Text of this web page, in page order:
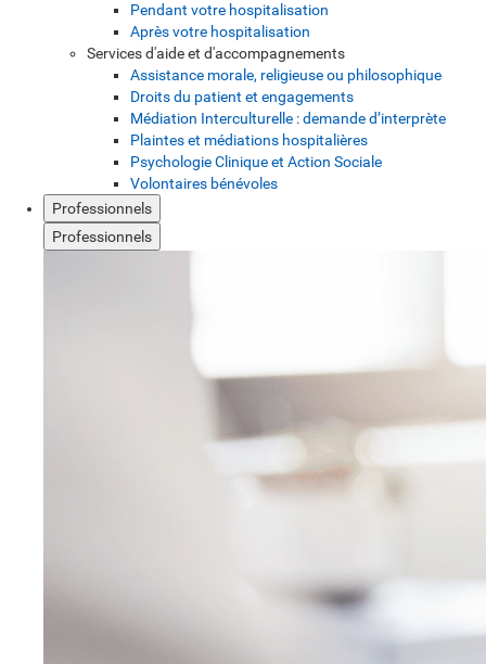
Pendant votre hospitalisation
Après votre hospitalisation
Services d'aide et d'accompagnements
Assistance morale, religieuse ou philosophique
Droits du patient et engagements
Médiation Interculturelle : demande d’interprète
Plaintes et médiations hospitalières
Psychologie Clinique et Action Sociale
Volontaires bénévoles
Professionnels
Professionnels